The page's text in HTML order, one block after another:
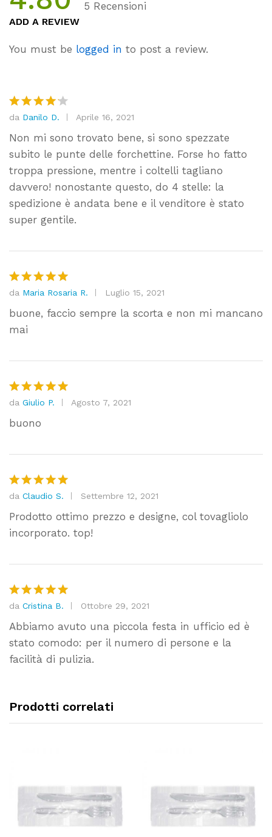
Valutato
5 su
base di
5
5 Recensioni
ADD A REVIEW
You must be logged in to post a review.
Valutato
4su 5
da Danilo D. Aprile 16, 2021
Non mi sono trovato bene, si sono spezzate
subito le punte delle forchettine. Forse ho fatto
troppa pressione, mentre i coltelli tagliano
davvero! nonostante questo, do 4 stelle: la
spedizione è andata bene e il venditore è stato
super gentile.
Valutato5
su 5
da Maria Rosaria R. Luglio 15, 2021
buone, faccio sempre la scorta e non mi mancano
mai
Valutato 5
su 5
da Giulio P. Agosto 7, 2021
buono
Valutato5
su 5
da Claudio S. Settembre 12, 2021
Prodotto ottimo prezzo e designe, col tovagliolo
incorporato. top!
Valutato5
su 5
da Cristina B. Ottobre 29, 2021
Abbiamo avuto una piccola festa in ufficio ed è
stato comodo: per il numero di persone e la
facilità di pulizia.
Prodotti correlati